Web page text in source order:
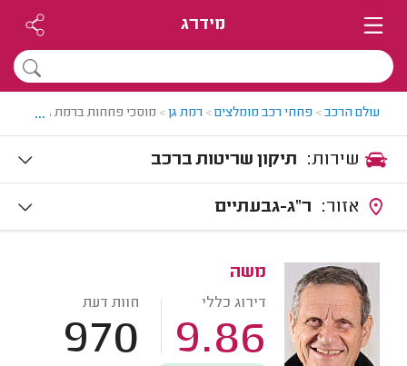
מידרג
עולם הרכב> פחחי רכב מומלצים> רמת גן> מוסכי פחחות ברמת גן...
תיקון שריטות ברכב
ר"ג-גבעתיים
משה
דירוג כללי
9.86
חוות דעת
970